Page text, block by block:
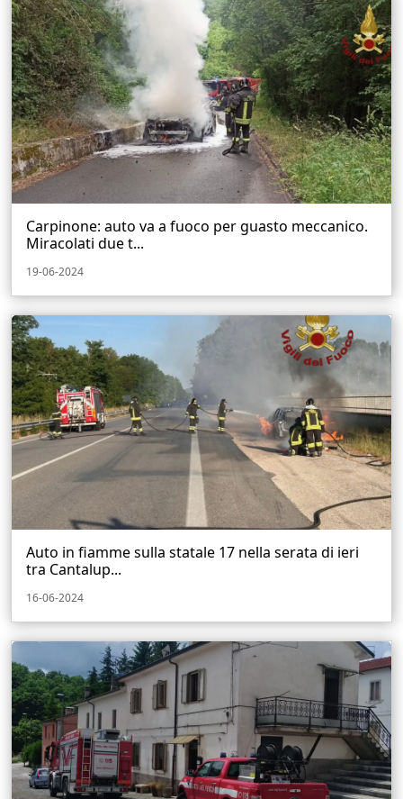
Carpinone: auto va a fuoco per guasto meccanico.
Miracolati due t...
19-06-2024
Auto in fiamme sulla statale 17 nella serata di ieri
tra Cantalup...
16-06-2024